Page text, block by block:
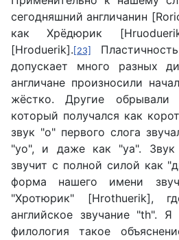
сегодняшний англичанин
как Хрёдюрик
[Hroduerik]. [23]
допускает много разных
англичане произносили
жёстко. Другие обрывали
который получался как
звук "о" первого слога
"уо", и даже как "уа".
звучит с полной силой как
форма нашего имени
"Хротюрик" [Hrothuerik],
английское звучание "th".
филология такое